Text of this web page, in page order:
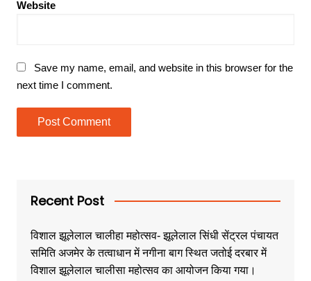
Website
Save my name, email, and website in this browser for the
next time I comment.
Recent Post
विशाल झूलेलाल चालीहा महोत्सव- झूलेलाल सिंधी सेंट्रल पंचायत
समिति अजमेर के तत्वाधान में नगीना बाग स्थित जतोई दरबार में
विशाल झूलेलाल चालीसा महोत्सव का आयोजन किया गया।